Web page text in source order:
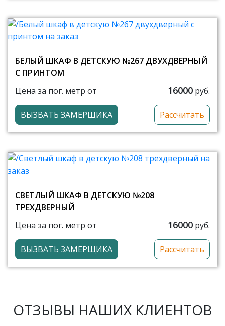
БЕЛЫЙ ШКАФ В ДЕТСКУЮ №267 ДВУХДВЕРНЫЙ
С ПРИНТОМ
Цена за пог. метр от
16000 руб.
ВЫЗВАТЬ ЗАМЕРЩИКА Рассчитать
СВЕТЛЫЙ ШКАФ В ДЕТСКУЮ №208
ТРЕХДВЕРНЫЙ
Цена за пог. метр от
16000 руб.
ВЫЗВАТЬ ЗАМЕРЩИКА Рассчитать
ОТЗЫВЫ НАШИХ КЛИЕНТОВ